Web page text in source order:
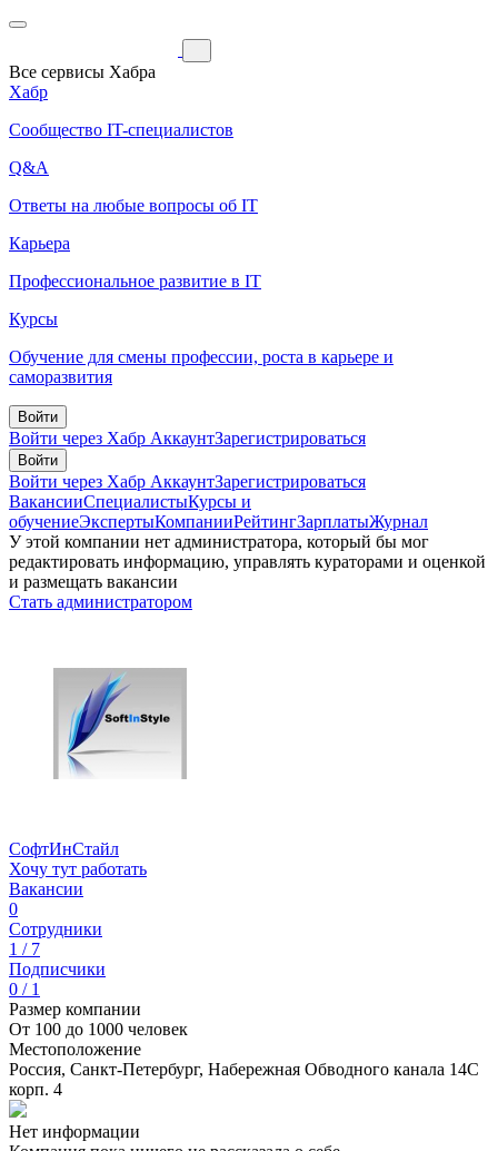
Все сервисы Хабра
Хабр
Сообщество IT-специалистов
Q&A
Ответы на любые вопросы об IT
Карьера
Профессиональное развитие в IT
Курсы
Обучение для смены профессии, роста в карьере и
саморазвития
Войти
Войти через Хабр АккаунтЗарегистрироваться
Войти
Войти через Хабр АккаунтЗарегистрироваться
ВакансииСпециалистыКурсы и
обучениеЭкспертыКомпанииРейтингЗарплатыЖурнал
У этой компании нет администратора, который бы мог
редактировать информацию, управлять кураторами и оценкой
и размещать вакансии
Стать администратором
СофтИнСтайл
Хочу тут работать
Вакансии
0
Сотрудники
1 / 7
Подписчики
0 / 1
Размер компании
От 100 до 1000 человек
Местоположение
Россия, Санкт-Петербург, Набережная Обводного канала 14С
корп. 4
Нет информации